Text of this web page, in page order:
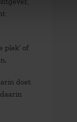
plek’ of
doet